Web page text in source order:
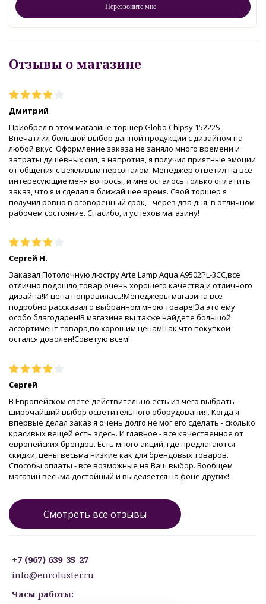
Отзывы о магазине
Дмитрий
Приобрёл в этом магазине торшер Globo Chipsy 15222S.
Впечатлил большой выбор данной продукции с дизайном на
любой вкус. Оформление заказа не заняло много времени и
затраты душевных сил, а напротив, я получил приятные эмоции
от общения с вежливым персоналом. Менеджер ответил на все
интересующие меня вопросы, и мне осталось только оплатить
заказ, что я и сделал в ближайшее время. Свой торшер я
получил ровно в оговоренный срок, - через два дня, в отличном
рабочем состояние. Спасибо, и успехов магазину!
Сергей Н.
Заказал Потолочную люстру Arte Lamp Aqua A9502PL-3CC,все
отлично подошло,товар очень хорошего качества,и отличного
дизайна!И цена понравилась!Менеджеры магазина все
подробно рассказал о выбранном мною товаре!За это ему
особо благодарен!В магазине вы также найдете большой
ассортимент товара,по хорошим ценам!Так что покупкой
остался доволен!Советую всем!
Сергей
В Европейском свете действительно есть из чего выбрать -
широчайший выбор осветительного оборудования. Когда я
впервые делал заказ я очень долго не мог его сделать - сколько
красивых вещей есть здесь. И главное - все качественное от
европейских брендов. Есть много акций, где предлагаются
скидки, цены весьма низкие как для брендовых товаров.
Способы оплаты - все возможные на Ваш выбор. Вообщем
магазин весьма достойный и выделяется на фоне других!
Смотреть все отзывы
+7 (967) 639-35-27
info@euroluster.ru
Часы работы: